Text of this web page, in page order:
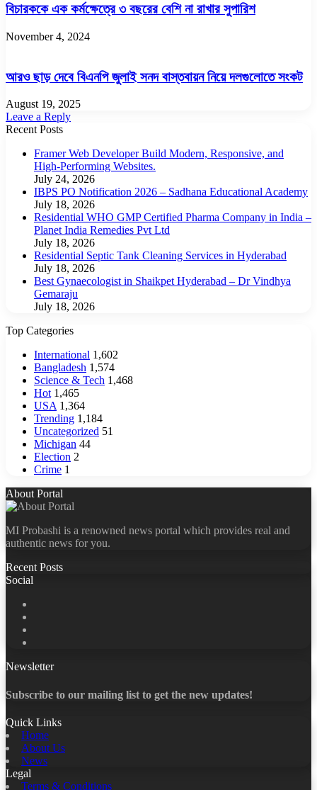
বিচারককে এক কর্মক্ষেত্রে ৩ বছরের বেশি না রাখার সুপারিশ
November 4, 2024
আরও ছাড় দেবে বিএনপি জুলাই সনদ বাস্তবায়ন নিয়ে দলগুলোতে সংকট
August 19, 2025
Leave a Reply
Recent Posts
Framer Web Developer Build Modern, Responsive, and
High-Performing Websites.
July 24, 2026
IBPS PO Notification 2026 – Sadhana Educational Academy
July 18, 2026
Residential WHO GMP Certified Pharma Company in India –
Planet India Remedies Pvt Ltd
July 18, 2026
Residential Septic Tank Cleaning Services in Hyderabad
July 18, 2026
Best Gynaecologist in Shaikpet Hyderabad – Dr Vindhya
Gemaraju
July 18, 2026
Top Categories
International 1,602
Bangladesh 1,574
Science & Tech 1,468
Hot 1,465
USA 1,364
Trending 1,184
Uncategorized 51
Michigan 44
Election 2
Crime 1
About Portal
MI Probashi is a renowned news portal which provides real and
authentic news for you.
Recent Posts
Social
Newsletter
Subscribe to our mailing list to get the new updates!
Quick Links
Home
About Us
News
Legal
Terms & Conditions